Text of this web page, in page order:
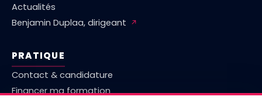
Actualités
Benjamin Duplaa, dirigeant ↗
PRATIQUE
Contact & candidature
Financer ma formation